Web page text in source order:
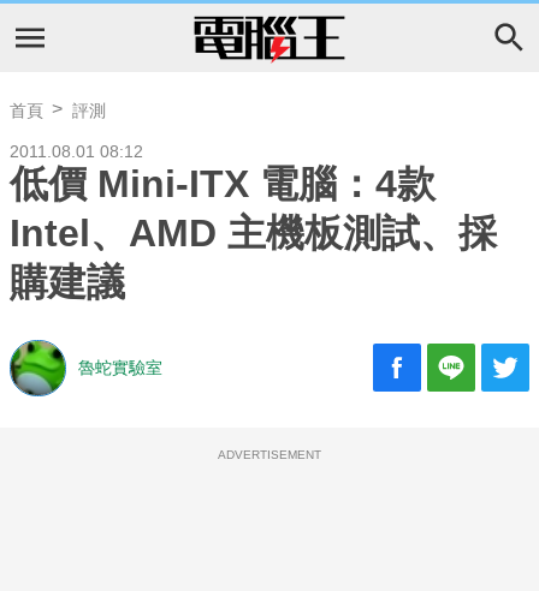
首頁 評測
2011.08.01 08:12
低價 Mini-ITX 電腦：4款
Intel、AMD 主機板測試、採
購建議
魯蛇實驗室
ADVERTISEMENT